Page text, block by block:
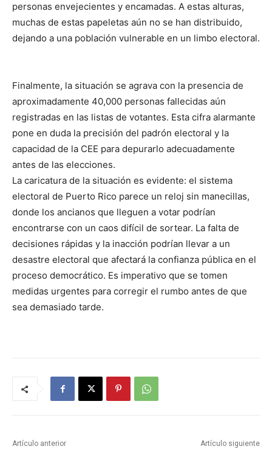
personas envejecientes y encamadas. A estas alturas,
muchas de estas papeletas aún no se han distribuido,
dejando a una población vulnerable en un limbo electoral.
Finalmente, la situación se agrava con la presencia de
aproximadamente 40,000 personas fallecidas aún
registradas en las listas de votantes. Esta cifra alarmante
pone en duda la precisión del padrón electoral y la
capacidad de la CEE para depurarlo adecuadamente
antes de las elecciones.
La caricatura de la situación es evidente: el sistema
electoral de Puerto Rico parece un reloj sin manecillas,
donde los ancianos que lleguen a votar podrían
encontrarse con un caos difícil de sortear. La falta de
decisiones rápidas y la inacción podrían llevar a un
desastre electoral que afectará la confianza pública en el
proceso democrático. Es imperativo que se tomen
medidas urgentes para corregir el rumbo antes de que
sea demasiado tarde.
Artículo anterior Artículo siguiente